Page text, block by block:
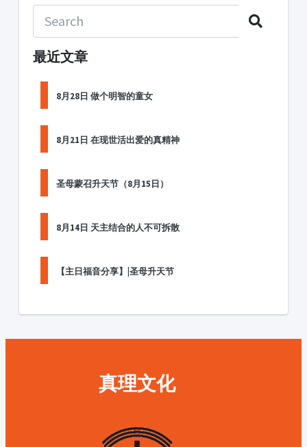
最近文章
8月28日 做个明智的童女
8月21日 在现世活出爱的真精神
圣母蒙召升天节（8月15日）
8月14日 天主结合的人不可拆散
【主日福音分享】|圣母升天节
真理文化